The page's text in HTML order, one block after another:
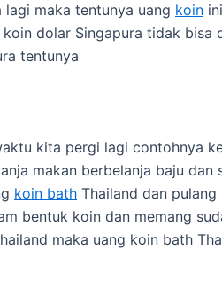
maka tentunya uang koin
dolar Singapura tidak bisa
tentunya
kita pergi lagi contohnya
makan berbelanja baju dan
koin bath Thailand dan
bentuk koin dan memang
maka uang koin bath